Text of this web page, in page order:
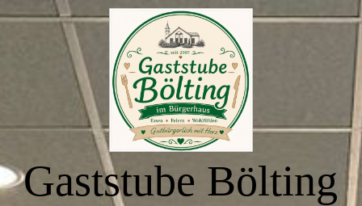
Gaststube Bölting
Essen zum Mitnehmen
Buffettermine & Veranstaltungen